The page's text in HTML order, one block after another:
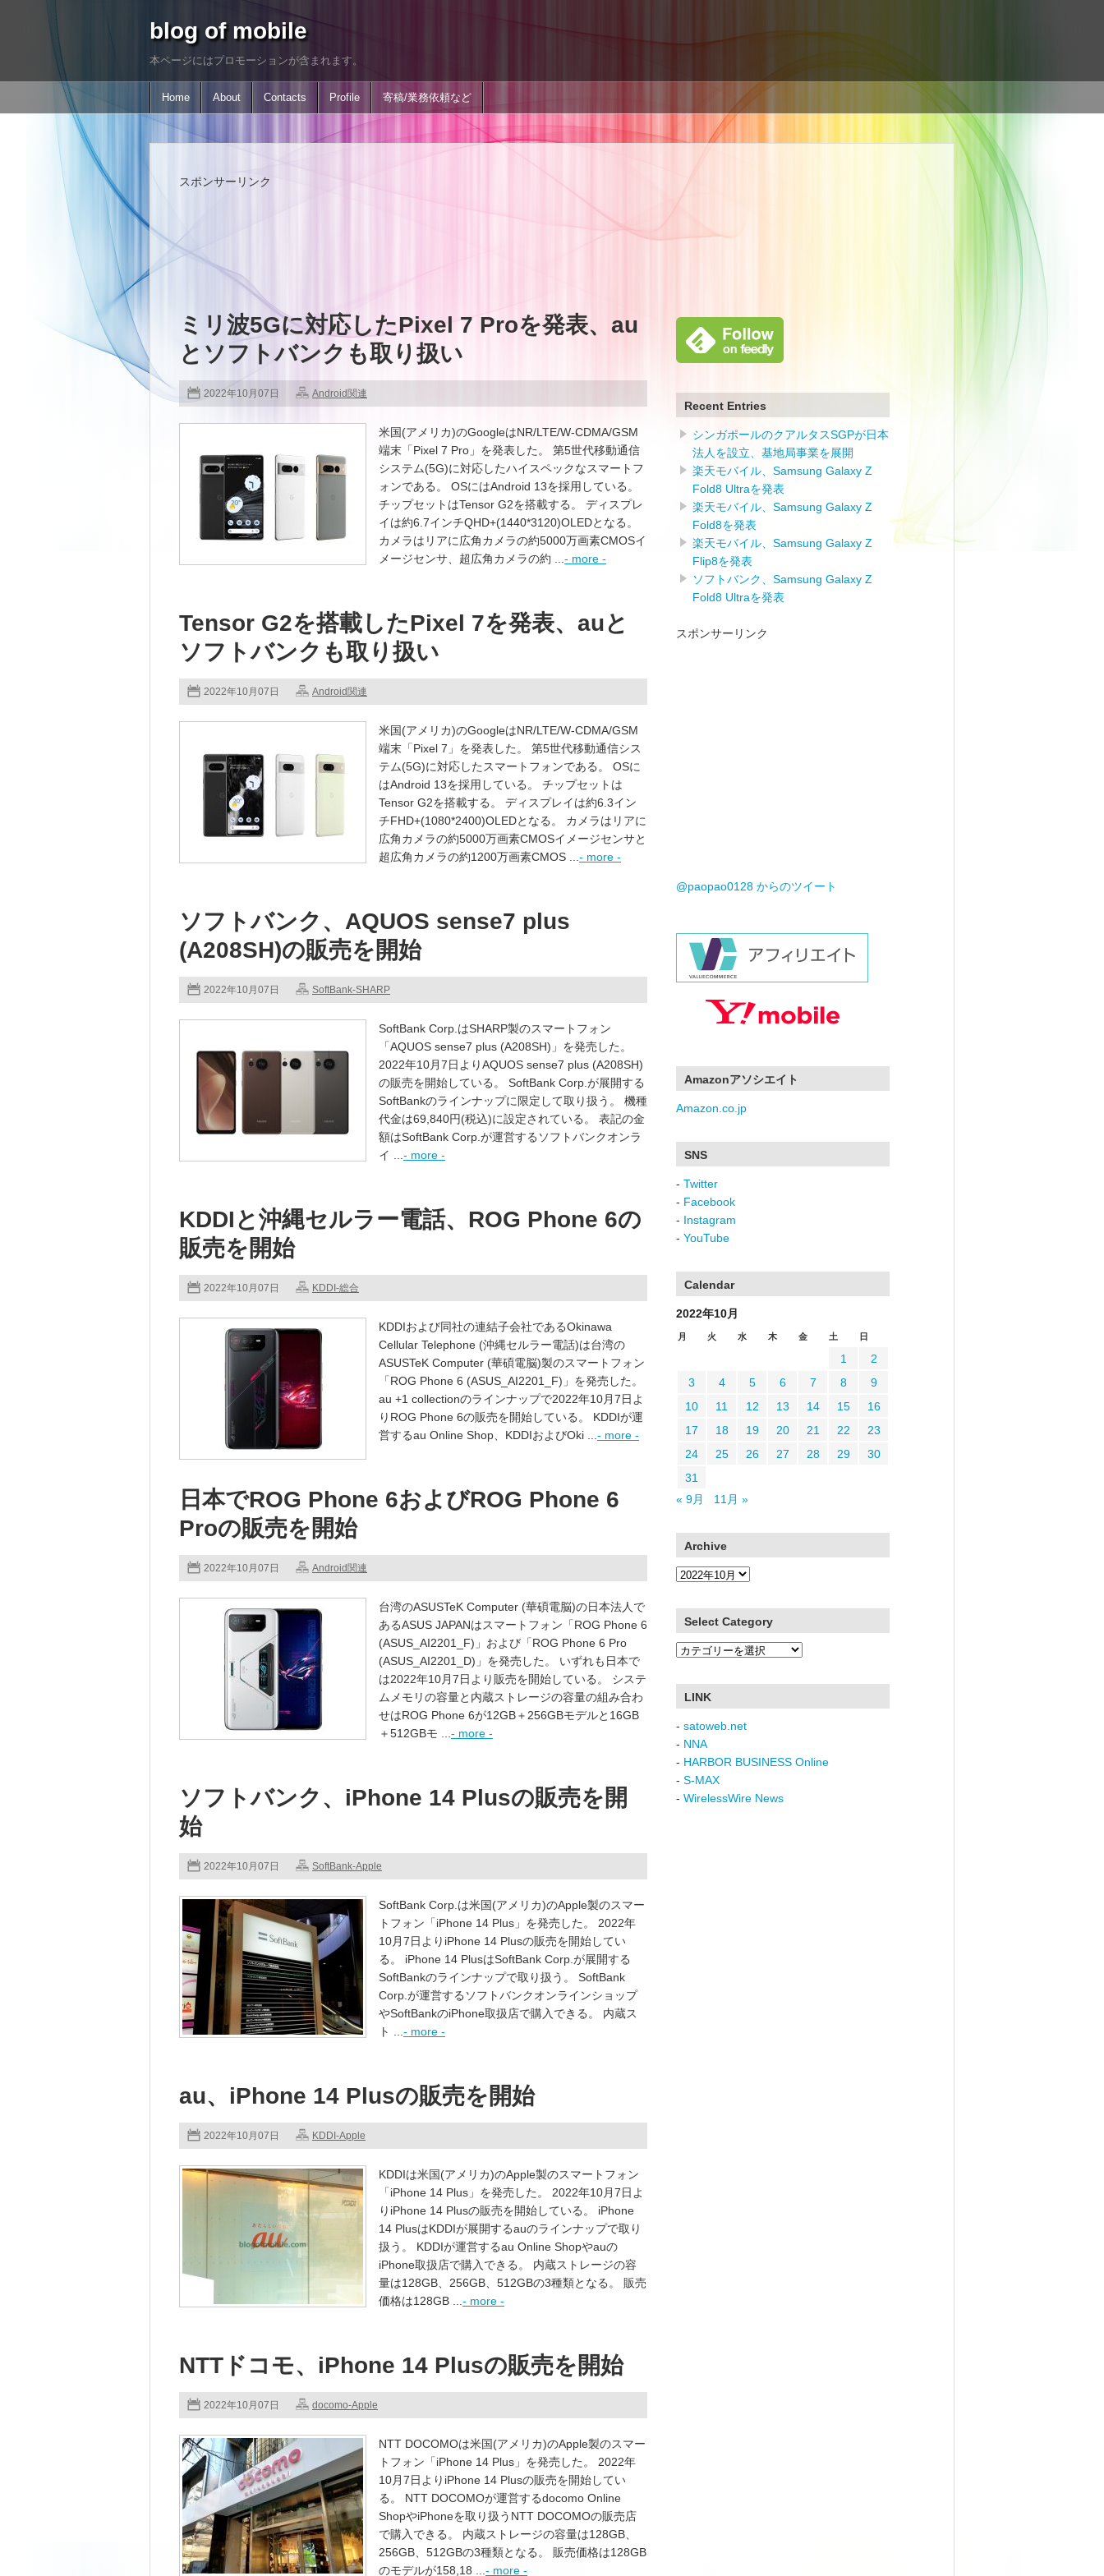
blog of mobile
本ページにはプロモーションが含まれます。
Home About Contacts Profile 寄稿/業務依頼など
スポンサーリンク
ミリ波5Gに対応したPixel 7 Proを発表、au
とソフトバンクも取り扱い
2022年10月07日 Android関連
米国(アメリカ)のGoogleはNR/LTE/W-CDMA/GSM
端末「Pixel 7 Pro」を発表した。 第5世代移動通信
システム(5G)に対応したハイスペックなスマートフ
ォンである。 OSにはAndroid 13を採用している。
チップセットはTensor G2を搭載する。 ディスプレ
イは約6.7インチQHD+(1440*3120)OLEDとなる。
カメラはリアに広角カメラの約5000万画素CMOSイ
メージセンサ、超広角カメラの約 ... - more -
Tensor G2を搭載したPixel 7を発表、auと
ソフトバンクも取り扱い
2022年10月07日 Android関連
米国(アメリカ)のGoogleはNR/LTE/W-CDMA/GSM
端末「Pixel 7」を発表した。 第5世代移動通信シス
テム(5G)に対応したスマートフォンである。 OSに
はAndroid 13を採用している。 チップセットは
Tensor G2を搭載する。 ディスプレイは約6.3イン
チFHD+(1080*2400)OLEDとなる。 カメラはリアに
広角カメラの約5000万画素CMOSイメージセンサと
超広角カメラの約1200万画素CMOS ... - more -
ソフトバンク、AQUOS sense7 plus
(A208SH)の販売を開始
2022年10月07日 SoftBank-SHARP
SoftBank Corp.はSHARP製のスマートフォン
「AQUOS sense7 plus (A208SH)」を発売した。
2022年10月7日よりAQUOS sense7 plus (A208SH)
の販売を開始している。 SoftBank Corp.が展開する
SoftBankのラインナップに限定して取り扱う。 機種
代金は69,840円(税込)に設定されている。 表記の金
額はSoftBank Corp.が運営するソフトバンクオンラ
イ ... - more -
KDDIと沖縄セルラー電話、ROG Phone 6の
販売を開始
2022年10月07日 KDDI-総合
KDDIおよび同社の連結子会社であるOkinawa
Cellular Telephone (沖縄セルラー電話)は台湾の
ASUSTeK Computer (華碩電脳)製のスマートフォン
「ROG Phone 6 (ASUS_AI2201_F)」を発売した。
au +1 collectionのラインナップで2022年10月7日よ
りROG Phone 6の販売を開始している。 KDDIが運
営するau Online Shop、KDDIおよびOki ... - more -
日本でROG Phone 6およびROG Phone 6
Proの販売を開始
2022年10月07日 Android関連
台湾のASUSTeK Computer (華碩電脳)の日本法人で
あるASUS JAPANはスマートフォン「ROG Phone 6
(ASUS_AI2201_F)」および「ROG Phone 6 Pro
(ASUS_AI2201_D)」を発売した。 いずれも日本で
は2022年10月7日より販売を開始している。 システ
ムメモリの容量と内蔵ストレージの容量の組み合わ
せはROG Phone 6が12GB＋256GBモデルと16GB
＋512GBモ ... - more -
ソフトバンク、iPhone 14 Plusの販売を開
始
2022年10月07日 SoftBank-Apple
SoftBank Corp.は米国(アメリカ)のApple製のスマー
トフォン「iPhone 14 Plus」を発売した。 2022年
10月7日よりiPhone 14 Plusの販売を開始してい
る。 iPhone 14 PlusはSoftBank Corp.が展開する
SoftBankのラインナップで取り扱う。 SoftBank
Corp.が運営するソフトバンクオンラインショップ
やSoftBankのiPhone取扱店で購入できる。 内蔵ス
ト ... - more -
au、iPhone 14 Plusの販売を開始
2022年10月07日 KDDI-Apple
KDDIは米国(アメリカ)のApple製のスマートフォン
「iPhone 14 Plus」を発売した。 2022年10月7日よ
りiPhone 14 Plusの販売を開始している。 iPhone
14 PlusはKDDIが展開するauのラインナップで取り
扱う。 KDDIが運営するau Online Shopやauの
iPhone取扱店で購入できる。 内蔵ストレージの容
量は128GB、256GB、512GBの3種類となる。 販売
価格は128GB ... - more -
NTTドコモ、iPhone 14 Plusの販売を開始
2022年10月07日 docomo-Apple
NTT DOCOMOは米国(アメリカ)のApple製のスマー
トフォン「iPhone 14 Plus」を発売した。 2022年
10月7日よりiPhone 14 Plusの販売を開始してい
る。 NTT DOCOMOが運営するdocomo Online
ShopやiPhoneを取り扱うNTT DOCOMOの販売店
で購入できる。 内蔵ストレージの容量は128GB、
256GB、512GBの3種類となる。 販売価格は128GB
のモデルが158,18 ... - more -
Recent Entries
シンガポールのクアルタスSGPが日本
法人を設立、基地局事業を展開
楽天モバイル、Samsung Galaxy Z
Fold8 Ultraを発表
楽天モバイル、Samsung Galaxy Z
Fold8を発表
楽天モバイル、Samsung Galaxy Z
Flip8を発表
ソフトバンク、Samsung Galaxy Z
Fold8 Ultraを発表
スポンサーリンク
@paopao0128 からのツイート
Amazonアソシエイト
Amazon.co.jp
SNS
- Twitter
- Facebook
- Instagram
- YouTube
Calendar
2022年10月
月 火 水 木 金 土 日
1
2
3
4 5 6 7 8
9
10
11 12 13 14 15
16
17
18 19 20 21 22
23
24
25 26 27 28 29
30
31
« 9月
11月 »
Archive
Archive
Select Category
Select
LINK
- satoweb.net
- NNA
- HARBOR BUSINESS Online
- S-MAX
- WirelessWire News